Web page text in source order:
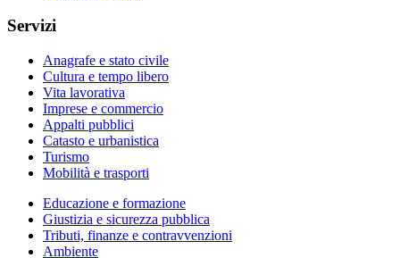
Servizi
Anagrafe e stato civile
Cultura e tempo libero
Vita lavorativa
Imprese e commercio
Appalti pubblici
Catasto e urbanistica
Turismo
Mobilità e trasporti
Educazione e formazione
Giustizia e sicurezza pubblica
Tributi, finanze e contravvenzioni
Ambiente